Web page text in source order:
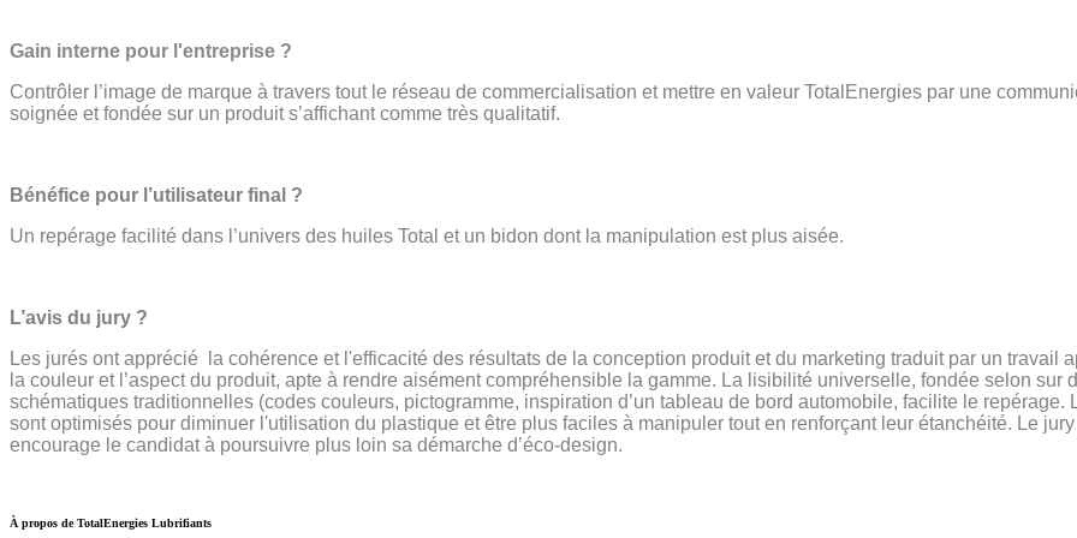
Gain interne pour l'entreprise ?
Contrôler l’image de marque à travers tout le réseau de commercialisation et mettre en valeur TotalEnergies par une
soignée et fondée sur un produit s’affichant comme très qualitatif.
Bénéfice pour l’utilisateur final ?
Un repérage facilité dans l’univers des huiles Total et un bidon dont la manipulation est plus aisée.
L’avis du jury ?
Les jurés ont apprécié la cohérence et l'efficacité des résultats de la conception produit et du marketing traduit par un travail
la couleur et l’aspect du produit, apte à rendre aisément compréhensible la gamme. La lisibilité universelle, fondée selon sur
schématiques traditionnelles (codes couleurs, pictogramme, inspiration d’un tableau de bord automobile, facilite le repérage.
sont optimisés pour diminuer l'utilisation du plastique et être plus faciles à manipuler tout en renforçant leur étanchéité. Le
encourage le candidat à poursuivre plus loin sa démarche d’éco-design.
À propos de TotalEnergies Lubrifiants